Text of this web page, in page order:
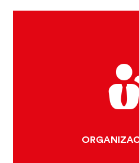
GDZIE
POZNAJ